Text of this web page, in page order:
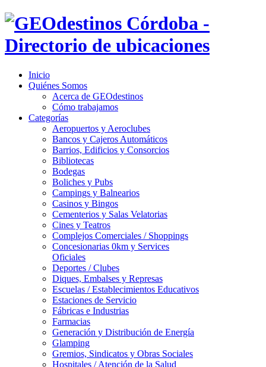
Inicio
Quiénes Somos
Acerca de GEOdestinos
Cómo trabajamos
Categorías
Aeropuertos y Aeroclubes
Bancos y Cajeros Automáticos
Barrios, Edificios y Consorcios
Bibliotecas
Bodegas
Boliches y Pubs
Campings y Balnearios
Casinos y Bingos
Cementerios y Salas Velatorias
Cines y Teatros
Complejos Comerciales / Shoppings
Concesionarias 0km y Services
Oficiales
Deportes / Clubes
Diques, Embalses y Represas
Escuelas / Establecimientos Educativos
Estaciones de Servicio
Fábricas e Industrias
Farmacias
Generación y Distribución de Energía
Glamping
Gremios, Sindicatos y Obras Sociales
Hospitales / Atención de la Salud